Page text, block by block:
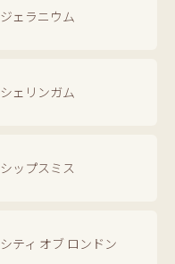
ジェラニウム
シェリンガム
シップスミス
シティ オブ ロンドン